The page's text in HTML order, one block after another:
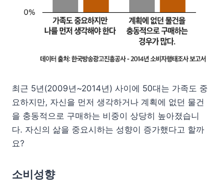
최근 5년(2009년~2014년) 사이에 50대는 가족도 중
요하지만, 자신을 먼저 생각하거나 계획에 없던 물건
을 충동적으로 구매하는 비중이 상당히 높아졌습니
다. 자신의 삶을 중요시하는 성향이 증가했다고 할까
요?
소비성향